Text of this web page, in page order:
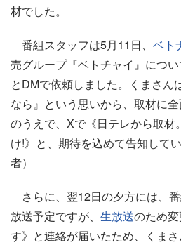
材でした。
番組スタッフは5月11日、 ベト
売グループ『ベトチャイ』につい
とDMで依頼しました。くまさん
なら』という思いから、取材に
のうえで、Xで《日テレから取材
け!》と、期待を込めて告知して
者）
さらに、翌12日の夕方には、
放送予定ですが、 生放送のため
す》と連絡が届いたため、くま